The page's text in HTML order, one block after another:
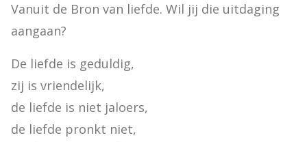
Vanuit de Bron van liefde. Wil jij die uitdaging
aangaan?
De liefde is geduldig,
zij is vriendelijk,
de liefde is niet jaloers,
de liefde pronkt niet,